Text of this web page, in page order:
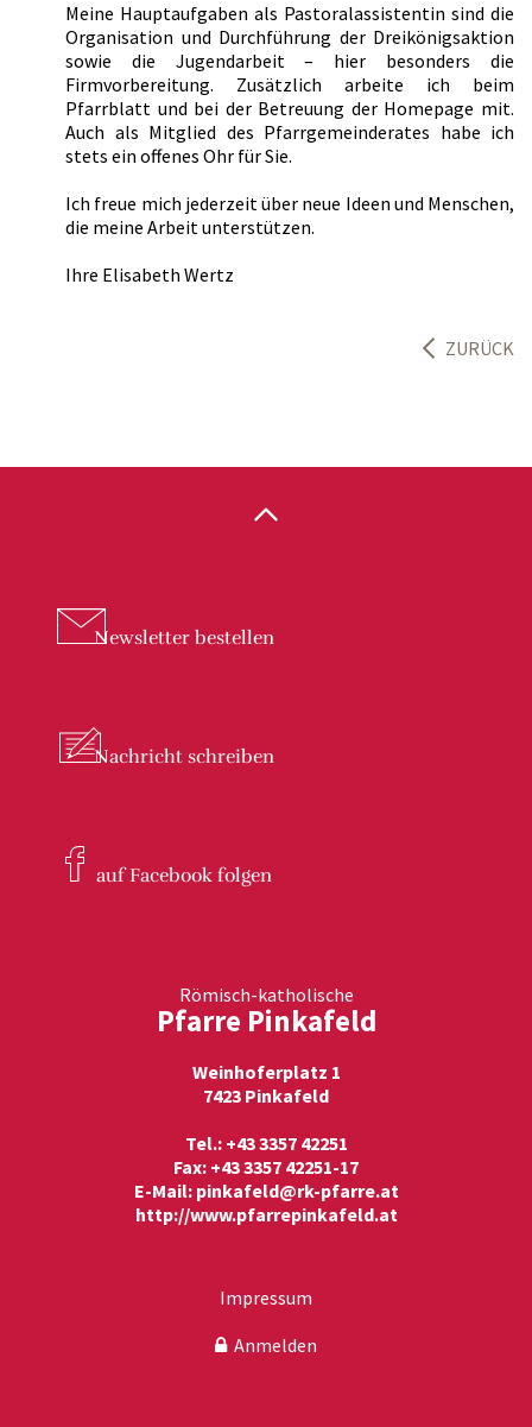
Meine Hauptaufgaben als Pastoralassistentin sind die
Organisation und Durchführung der Dreikönigsaktion
sowie die Jugendarbeit – hier besonders die
Firmvorbereitung. Zusätzlich arbeite ich beim
Pfarrblatt und bei der Betreuung der Homepage mit.
Auch als Mitglied des Pfarrgemeinderates habe ich
stets ein offenes Ohr für Sie.
Ich freue mich jederzeit über neue Ideen und Menschen,
die meine Arbeit unterstützen.
Ihre Elisabeth Wertz
ZURÜCK
Newsletter bestellen
Nachricht schreiben
auf Facebook folgen
Römisch-katholische
Pfarre Pinkafeld
Weinhoferplatz 1
7423 Pinkafeld
Tel.: +43 3357 42251
Fax: +43 3357 42251-17
E-Mail: pinkafeld@rk-pfarre.at
http://www.pfarrepinkafeld.at
Impressum
Anmelden